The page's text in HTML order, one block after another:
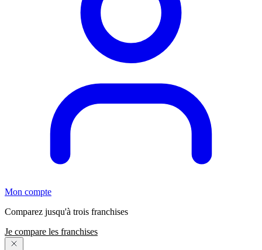
Mon compte
Comparez jusqu'à trois franchises
Je compare les franchises